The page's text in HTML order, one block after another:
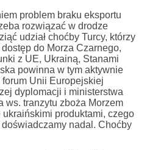
problem braku eksportu
rozwiązać w drodze
udział choćby Turcy, którzy
do Morza Czarnego,
z UE, Ukrainą, Stanami
powinna w tym aktywnie
forum Unii Europejskiej
dyplomacji i ministerstwa
ws. tranzytu zboża Morzem
produktami, czego
nadal. Choćby